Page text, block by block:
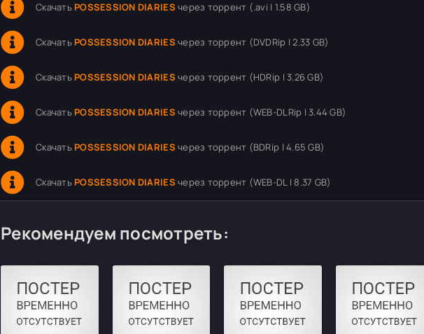
Скачать POSSESSION DIARIES через торрент (.avi | 1.58 GB)
Скачать POSSESSION DIARIES через торрент (DVDRip | 2.33 GB)
Скачать POSSESSION DIARIES через торрент (HDRip | 3.26 GB)
Скачать POSSESSION DIARIES через торрент (WEB-DLRip | 3.44 GB)
Скачать POSSESSION DIARIES через торрент (BDRip | 4.65 GB)
Скачать POSSESSION DIARIES через торрент (WEB-DL | 8.37 GB)
Рекомендуем посмотреть: